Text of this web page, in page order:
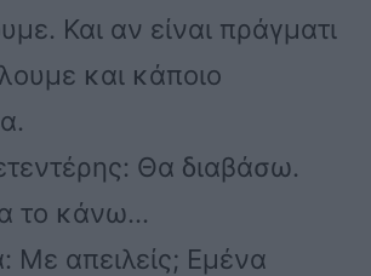
Και αν είναι πράγματι
και κάποιο
Θα διαβάσω.
το κάνω…
Με απειλείς; Εμένα